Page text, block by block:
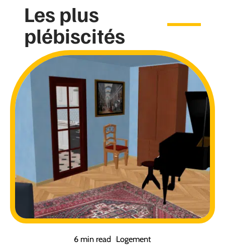
Les plus
plébiscités
6 min read Logement